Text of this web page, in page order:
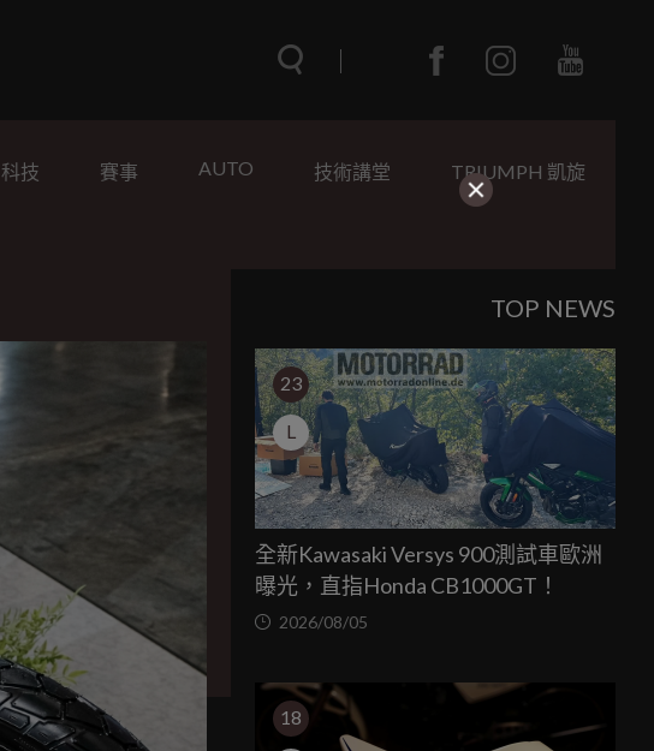
科技 賽事 AUTO 技術講堂 TRIUMPH 凱旋
TOP NEWS
23
L
全新Kawasaki Versys 900測試車歐洲
曝光，直指Honda CB1000GT！
2026/08/05
18